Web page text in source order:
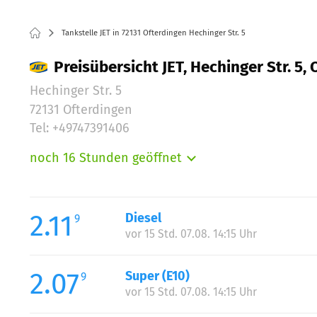
Tankstelle JET in 72131 Ofterdingen Hechinger Str. 5
Preisübersicht JET, Hechinger Str. 5,
Hechinger Str. 5
72131 Ofterdingen
Tel: +49747391406
noch 16 Stunden geöffnet
Mittwoch:
Donnerstag:
Samstag:
Sonntag:
2.11 9 Diesel
vor 15 Std. 07.08. 14:15 Uhr
2.079 Super (E10)
vor 15 Std. 07.08. 14:15 Uhr